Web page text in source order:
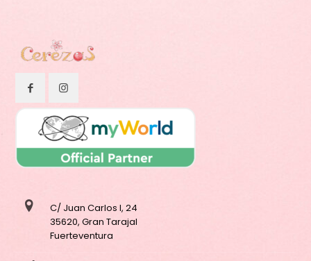
C/ Juan Carlos I, 24
35620, Gran Tarajal
Fuerteventura